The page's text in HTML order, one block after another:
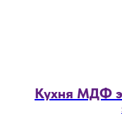
Кухня МДФ